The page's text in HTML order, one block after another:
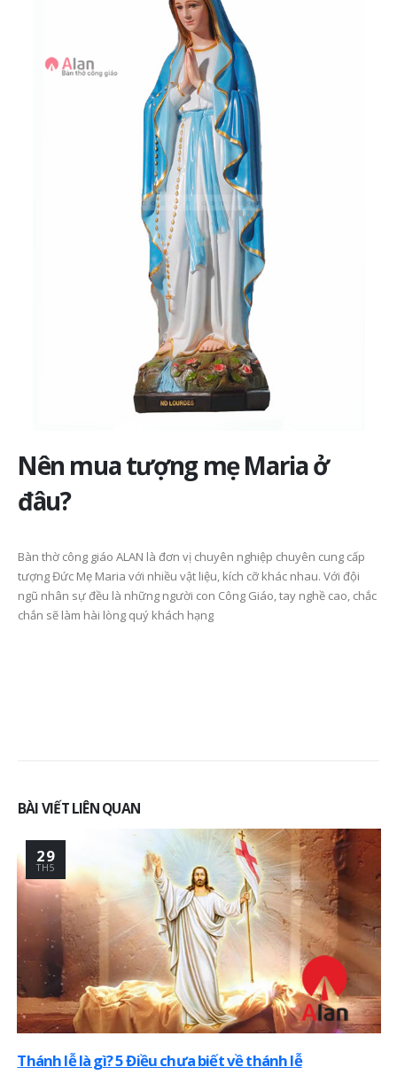
Nên mua tượng mẹ Maria ở
đâu?
Bàn thờ công giáo ALAN là đơn vị chuyên nghiệp chuyên cung cấp
tượng Đức Mẹ Maria với nhiều vật liệu, kích cỡ khác nhau. Với đội
ngũ nhân sự đều là những người con Công Giáo, tay nghề cao, chắc
chắn sẽ làm hài lòng quý khách hạng
BÀI VIẾT LIÊN QUAN
29
TH5
Thánh lễ là gì? 5 Điều chưa biết về thánh lễ